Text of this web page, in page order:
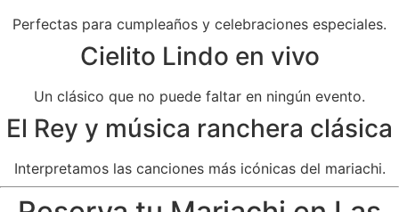
Perfectas para cumpleaños y celebraciones especiales.
Cielito Lindo en vivo
Un clásico que no puede faltar en ningún evento.
El Rey y música ranchera clásica
Interpretamos las canciones más icónicas del mariachi.